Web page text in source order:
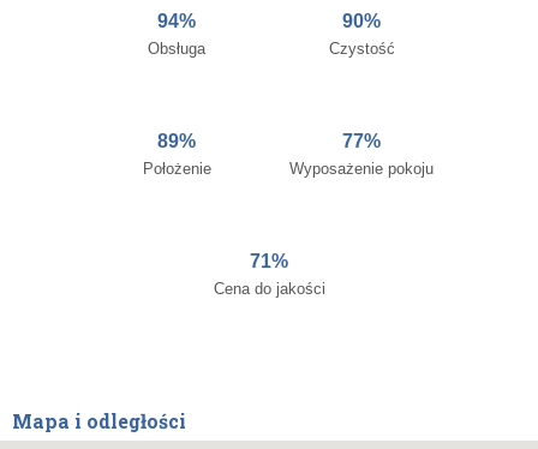
94%
Obsługa
90%
Czystość
89%
Położenie
77%
Wyposażenie pokoju
71%
Cena do jakości
Mapa i odległości